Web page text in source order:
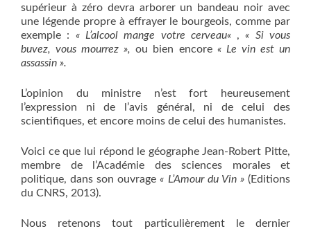
supérieur à zéro devra arborer un bandeau noir avec
une légende propre à effrayer le bourgeois, comme par
exemple : « L’alcool mange votre cerveau« ,« Si vous
buvez, vous mourrez », ou bien encore « Le vin est un
assassin ».
L’opinion du ministre n’est fort heureusement
l’expression ni de l’avis général, ni de celui des
scientifiques, et encore moins de celui des humanistes.
Voici ce que lui répond le géographe Jean-Robert Pitte,
membre de l’Académie des sciences morales et
politique, dans son ouvrage« L’Amour du Vin »(Editions
du CNRS, 2013).
Nous retenons tout particulièrement le dernier